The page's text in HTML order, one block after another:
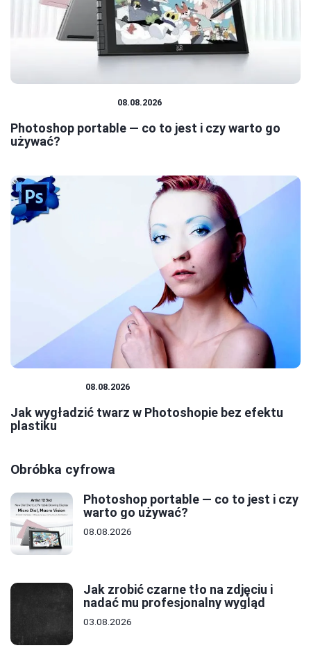
08.08.2026
Photoshop portable — co to jest i czy warto go
używać?
08.08.2026
Jak wygładzić twarz w Photoshopie bez efektu
plastiku
Obróbka cyfrowa
Photoshop portable — co to jest i czy
warto go używać?
08.08.2026
Jak zrobić czarne tło na zdjęciu i
nadać mu profesjonalny wygląd
03.08.2026